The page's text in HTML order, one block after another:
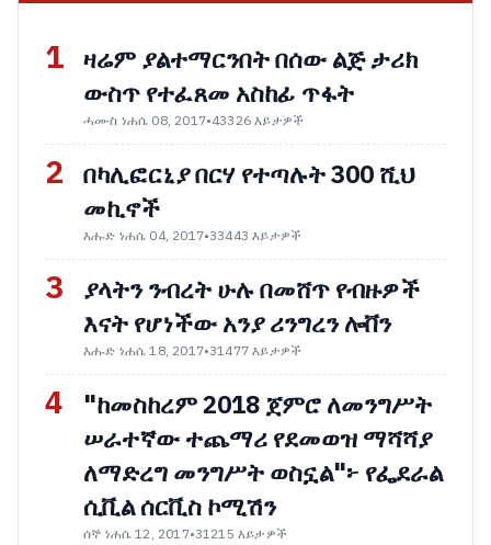
1 ዛሬም ያልተማርንበት በሰው ልጅ ታሪክ
ውስጥ የተፈጸመ አስከፊ ጥፋት
ሓሙስ ነሐሴ 08, 2017•43326 እይታዎች
2 በካሊፎርኒያ በርሃ የተጣሉት 300 ሺህ
መኪኖች
እሑድ ነሐሴ 04, 2017•33443 እይታዎች
3
ያላትን ንብረት ሁሉ በመሸጥ የብዙዎች
እናት የሆነችው አንያ ሪንግረን ሎቨን
እሑድ ነሐሴ 18, 2017•31477 እይታዎች
4
"ከመስከረም 2018 ጀምሮ ለመንግሥት
ሠራተኛው ተጨማሪ የደመወዝ ማሻሻያ
ለማድረግ መንግሥት ወስኗል"፦ የፌደራል
ሲቪል ሰርቪስ ኮሚሽን
ሰኞ ነሐሴ 12, 2017•31215 እይታዎች